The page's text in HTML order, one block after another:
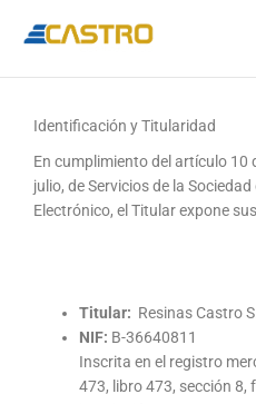
Identificación y Titularidad
En cumplimiento del artículo 10
julio, de Servicios de la
Electrónico, el Titular expone
Titular: Resinas Castro
NIF: B-36640811
Inscrita en el registro
473, libro 473, sección 8,